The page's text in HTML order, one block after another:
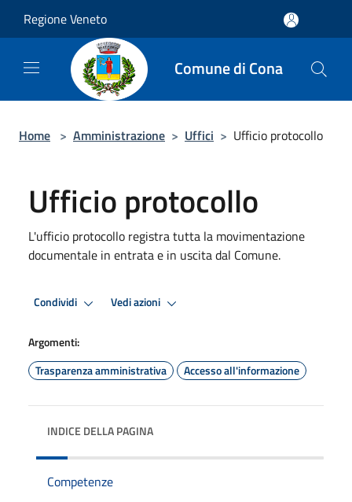
Regione Veneto
Comune di Cona
Home > Amministrazione > Uffici > Ufficio protocollo
Ufficio protocollo
L'ufficio protocollo registra tutta la movimentazione
documentale in entrata e in uscita dal Comune.
Condividi Vedi azioni
Argomenti:
Trasparenza amministrativa
Accesso all'informazione
INDICE DELLA PAGINA
Competenze